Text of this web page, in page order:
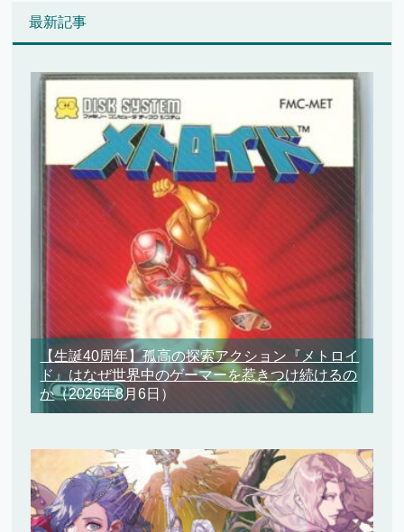
最新記事
【生誕40周年】孤高の探索アクション『メトロイ
ド』はなぜ世界中のゲーマーを惹きつけ続けるの
か（2026年8月6日）